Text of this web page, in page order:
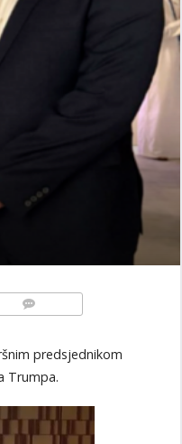
predsjednikom
Trumpa.